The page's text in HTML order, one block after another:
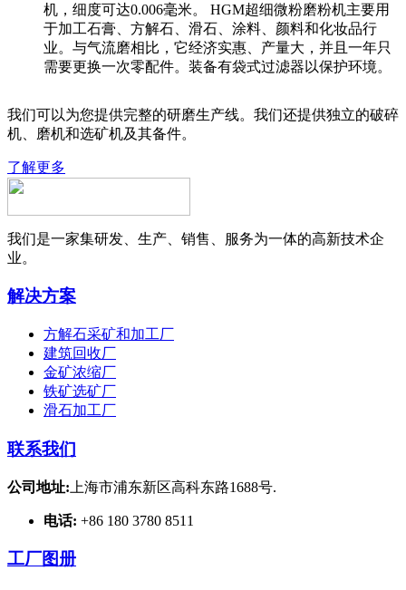
机，细度可达0.006毫米。 HGM超细微粉磨粉机主要用
于加工石膏、方解石、滑石、涂料、颜料和化妆品行
业。与气流磨相比，它经济实惠、产量大，并且一年只
需要更换一次零配件。装备有袋式过滤器以保护环境。
我们可以为您提供完整的研磨生产线。我们还提供独立的破碎
机、磨机和选矿机及其备件。
了解更多
我们是一家集研发、生产、销售、服务为一体的高新技术企
业。
解决方案
方解石采矿和加工厂
建筑回收厂
金矿浓缩厂
铁矿选矿厂
滑石加工厂
联系我们
公司地址: 上海市浦东新区高科东路1688号.
电话: +86 180 3780 8511
工厂图册